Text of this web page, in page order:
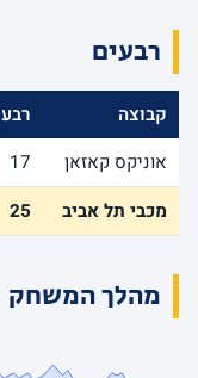
רבעים
קבוצה רבע 1
אוניקס קאזאן
17
מכבי תל אביב
25
מהלך המשחק